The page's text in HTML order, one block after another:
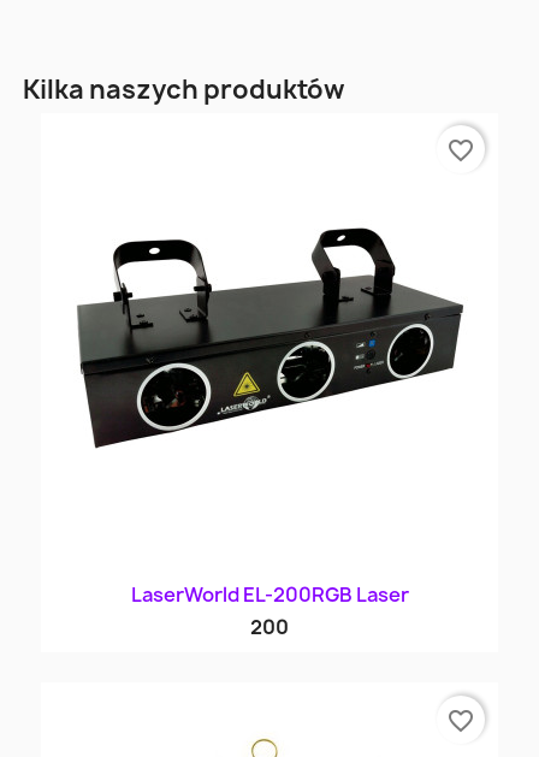
Kilka naszych produktów
LaserWorld EL-200RGB Laser
200
favorite_border
favorite_border